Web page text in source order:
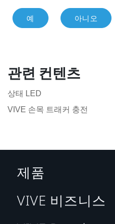
예 아니오
관련 컨텐츠
상태 LED
VIVE 손목 트래커 충전
제품
VIVE 비즈니스